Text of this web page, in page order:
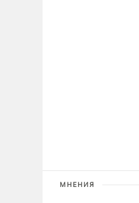
МНЕНИЯ